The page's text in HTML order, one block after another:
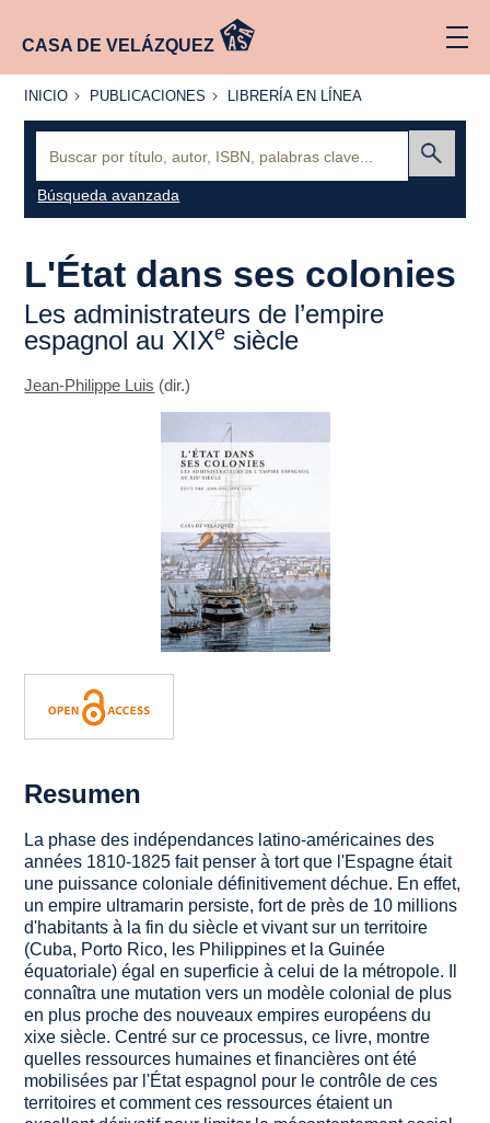
CASA DE VELÁZQUEZ
INICIO
INICIO PUBLICACIONES
PUBLICACIONES
LIBRERÍA
LÍNEA
LIBRERÍA EN LÍNEA
Búsqueda avanzada
L'État dans ses colonies
Les administrateurs de l’empire
espagnol au XIXe siècle
Jean-Philippe Luis (dir.)
Resumen
La phase des indépendances latino-américaines des
années 1810-1825 fait penser à tort que l'Espagne était
une puissance coloniale définitivement déchue. En effet,
un empire ultramarin persiste, fort de près de 10 millions
d'habitants à la fin du siècle et vivant sur un territoire
(Cuba, Porto Rico, les Philippines et la Guinée
équatoriale) égal en superficie à celui de la métropole. Il
connaîtra une mutation vers un modèle colonial de plus
en plus proche des nouveaux empires européens du
xixe siècle. Centré sur ce processus, ce livre, montre
quelles ressources humaines et financières ont été
mobilisées par l'État espagnol pour le contrôle de ces
territoires et comment ces ressources étaient un